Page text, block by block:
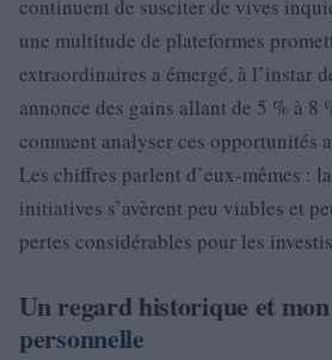
continuent de susciter de vives
une multitude de plateformes
extraordinaires a émergé, à l’instar
annonce des gains allant de 5 % à 8
comment analyser ces opportunités
Les chiffres parlent d’eux-mêmes :
initiatives s’avèrent peu viables et
pertes considérables pour les
Un regard historique et
personnelle